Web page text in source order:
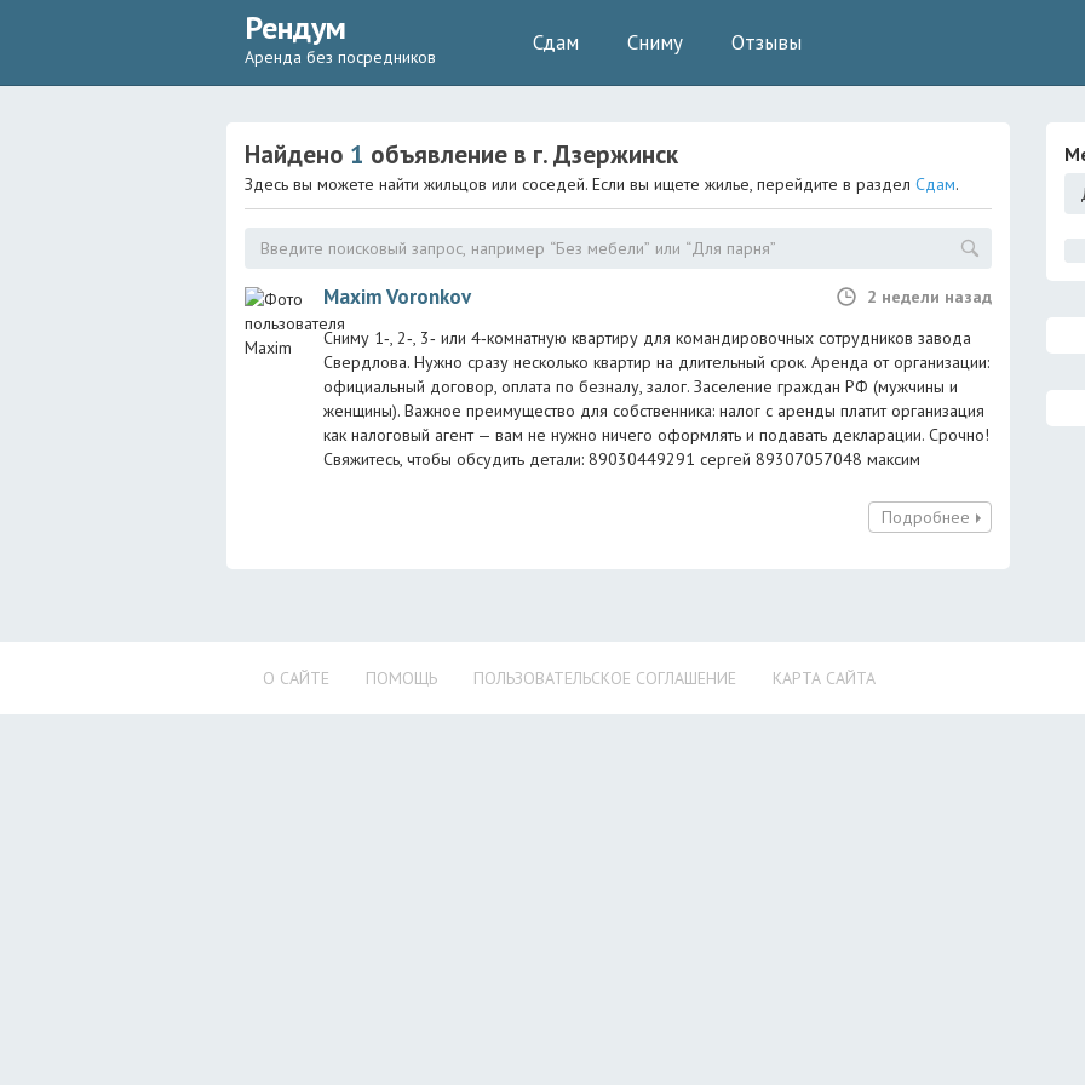
Рендум
Аренда без посредников
Сдам Сниму Отзывы
Найдено 1 объявление в г.Дзержинск
Здесь вы можете найти жильцов или соседей. Если вы ищете жилье, перейдите в раздел Сдам.
Maxim Voronkov
2 недели назад
Сниму 1‑, 2‑, 3‑ или 4‑комнатную квартиру для командировочных сотрудников завода
Свердлова. Нужно сразу несколько квартир на длительный срок. Аренда от организации:
официальный договор, оплата по безналу, залог. Заселение граждан РФ (мужчины и
женщины). Важное преимущество для собственника: налог с аренды платит организация
как налоговый агент — вам не нужно ничего оформлять и подавать декларации. Срочно!
Свяжитесь, чтобы обсудить детали: 89030449291 сергей 89307057048 максим
Подробнее
О САЙТЕ ПОМОЩЬ ПОЛЬЗОВАТЕЛЬСКОЕ СОГЛАШЕНИЕ КАРТА САЙТА